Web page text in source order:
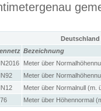
Bezeichnung
Meter über
Meter über
Meter über Normalnull (m.
Meter über Höhennormal